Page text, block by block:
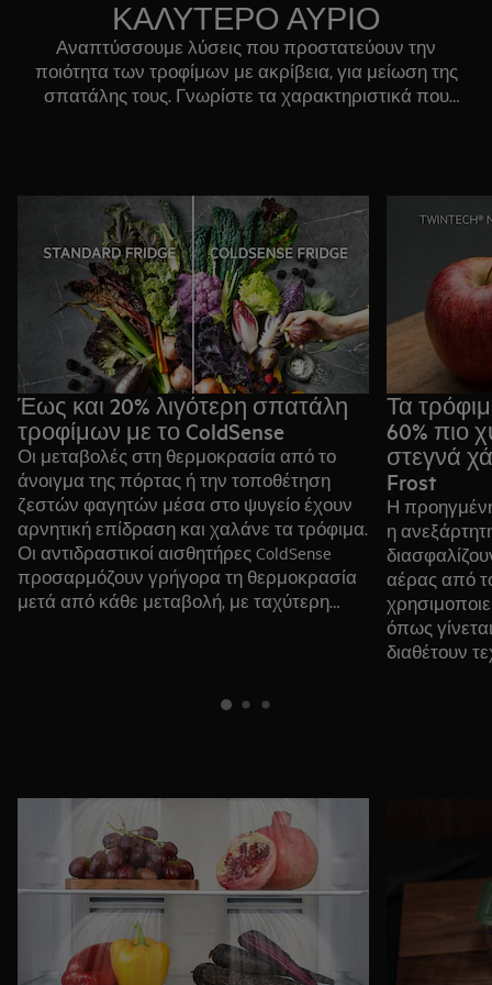
ΚΑΛΥΤΕΡΟ ΑΥΡΙΟ
Αναπτύσσουμε λύσεις που προστατεύουν την
ποιότητα των τροφίμων με ακρίβεια, για μείωση της
σπατάλης τους. Γνωρίστε τα χαρακτηριστικά που
Έως και 20% λιγότερη σπατάλη
τροφίμων με το ColdSense
Οι μεταβολές στη θερμοκρασία από το
άνοιγμα της πόρτας ή την τοποθέτηση
ζεστών φαγητών μέσα στο ψυγείο έχουν
αρνητική επίδραση και χαλάνε τα τρόφιμα.
Οι αντιδραστικοί αισθητήρες ColdSense
προσαρμόζουν γρήγορα τη θερμοκρασία
μετά από κάθε μεταβολή, με ταχύτερη
Τα
60% πιο
στεγνά
Frost​
Η
η
αέρας από
όπως
διαθέτουν